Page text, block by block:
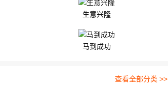
生意兴隆
马到成功
查看全部分类 >>